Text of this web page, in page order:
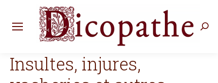
Insultes, injures,